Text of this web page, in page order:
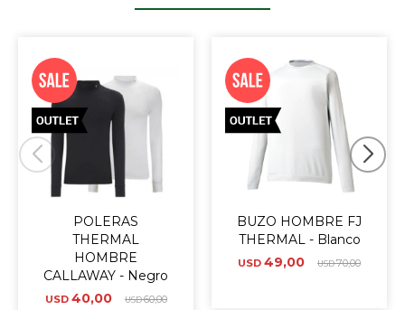
POLERAS
THERMAL
HOMBRE
CALLAWAY - Negro
USD 40,00 USD60,00
BUZO HOMBRE FJ
THERMAL - Blanco
USD 49,00 USD70,00